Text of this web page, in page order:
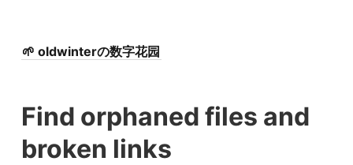
🌱 oldwinterの数字花园
Find orphaned files and
broken links